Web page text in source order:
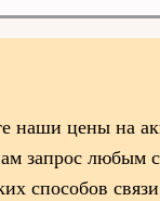
наши цены на
запрос любым
способов